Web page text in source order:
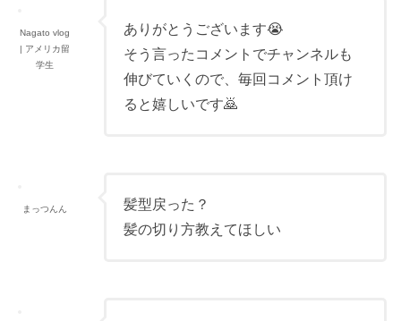
Nagato vlog
| アメリカ留
学生
ありがとうございます😭
そう言ったコメントでチャンネルも
伸びていくので、毎回コメント頂け
ると嬉しいです🙇
まっつんん
髪型戻った？
髪の切り方教えてほしい